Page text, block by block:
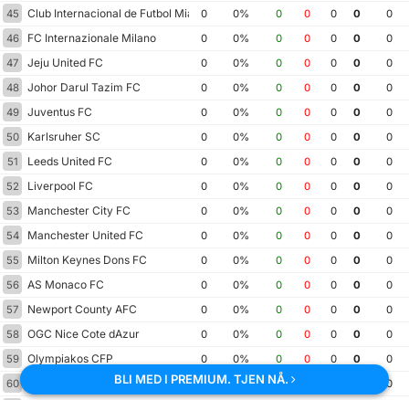
45
Club Internacional de Futbol Miami
0 0% 0 0 0 0
0
46
FC Internazionale Milano 0 0% 0 0 0 0
0
47
Jeju United FC 0 0% 0 0 0 0
0
48
Johor Darul Tazim FC 0 0% 0 0 0 0
0
49
Juventus FC 0 0% 0 0 0 0
0
50
Karlsruher SC 0 0% 0 0 0 0
0
51
Leeds United FC 0 0% 0 0 0 0
0
52
Liverpool FC 0 0% 0 0 0 0
0
53
Manchester City FC 0 0% 0 0 0 0
0
54
Manchester United FC 0 0% 0 0 0 0
0
55
Milton Keynes Dons FC 0 0% 0 0 0 0
0
56
AS Monaco FC 0 0% 0 0 0 0
0
57
Newport County AFC 0 0% 0 0 0 0
0
58
OGC Nice Cote dAzur 0 0% 0 0 0 0
0
59
Olympiakos CFP 0 0% 0 0 0 0
0
60
Olympique de Marseille 0 0% 0 0
BLI MED I PREMIUM. TJEN NÅ.